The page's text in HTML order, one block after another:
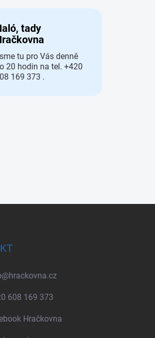
tady
tu pro Vás denně
20 hodin na tel. +420
169 373 .
@hrackovna.cz
608 169 373
Hračkovna